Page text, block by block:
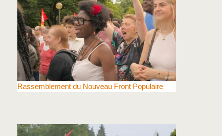
Rassemblement du Nouveau Front Populaire